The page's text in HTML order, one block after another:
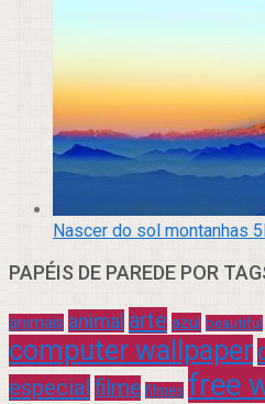
Nascer do sol montanhas
PAPÉIS DE PAREDE POR
animais animal arte azul beautiful
computer wallpaper
especial filme filmes free